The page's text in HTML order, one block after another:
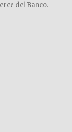
del Banco.